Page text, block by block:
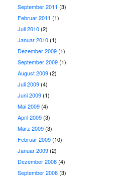
September 2011 (3)
Februar 2011 (1)
Juli 2010(2)
Januar 2010(1)
Dezember 2009(1)
September 2009(1)
August 2009(2)
Juli 2009(4)
Juni 2009(1)
Mai 2009(4)
April 2009(3)
März 2009(3)
Februar 2009(10)
Januar 2009(2)
Dezember 2008(4)
September 2008(3)